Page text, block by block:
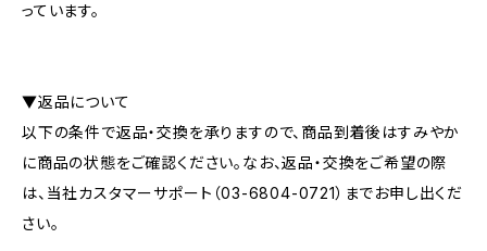
っています。
▼返品について
以下の条件で返品・交換を承りますので、商品到着後はすみやか
に商品の状態をご確認ください。なお、返品・交換をご希望の際
は、当社カスタマーサポート（03-6804-0721）までお申し出くだ
さい。